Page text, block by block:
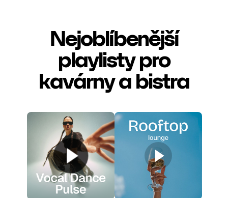
Nejoblíbenější
playlisty pro
kavárny a bistra